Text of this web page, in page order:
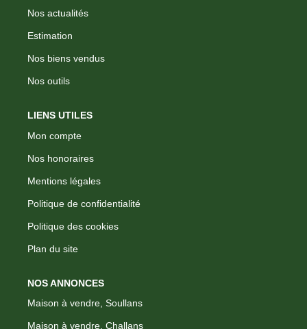
Nos actualités
Estimation
Nos biens vendus
Nos outils
LIENS UTILES
Mon compte
Nos honoraires
Mentions légales
Politique de confidentialité
Politique des cookies
Plan du site
NOS ANNONCES
Maison à vendre, Soullans
Maison à vendre, Challans